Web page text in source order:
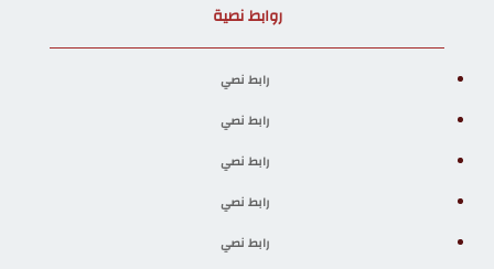
روابط نصية
رابط نصي
رابط نصي
رابط نصي
رابط نصي
رابط نصي